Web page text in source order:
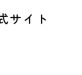
サイト